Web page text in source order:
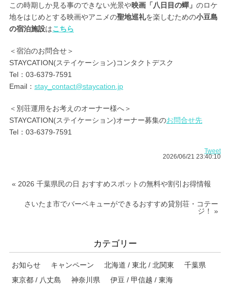
この時期しか見る事のできない光景や映画「八日目の蟬」 のロケ
地をはじめとする映画やアニメの聖地巡礼を楽しむための小豆島
の宿泊施設はこちら
＜宿泊のお問合せ＞
STAYCATION(ステイケーション)コンタクトデスク
Tel：03-6379-7591
Email： stay_contact@staycation.jp
＜別荘運用をお考えのオーナー様へ＞
STAYCATION(ステイケーション)オーナー募集のお問合せ先
Tel：03-6379-7591
Tweet
2026/06/21 23:40:10
« 2026 千葉県民の日 おすすめスポットの無料や割引お得情報
さいたま市でバーベキューができるおすすめ貸別荘・コテー
ジ！ »
カテゴリー
お知らせ キャンペーン 北海道 / 東北 / 北関東
千葉県
東京都 / 八丈島
神奈川県
伊豆 / 甲信越 / 東海